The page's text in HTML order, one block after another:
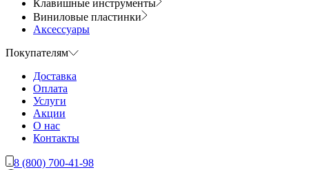
Клавишные инструменты
Виниловые пластинки
Аксессуары
Покупателям
Доставка
Оплата
Услуги
Акции
О нас
Контакты
8 (800) 700-41-98